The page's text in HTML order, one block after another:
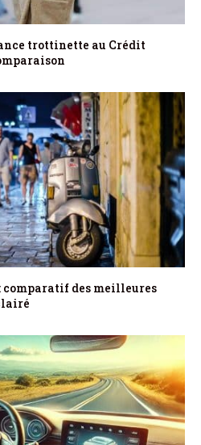
trottinette au Crédit
comparatif des meilleures